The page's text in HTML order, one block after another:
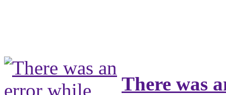
There was